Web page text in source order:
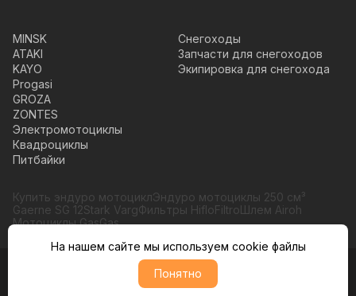
MINSK
ATAKI
KAYO
Progasi
GROZA
ZONTES
Электромотоциклы
Квадроциклы
Питбайки
Снегоходы
Запчасти для снегоходов
Экипировка для снегохода
Купить эндуро мотоциклЭндуро мотоциклы 250 см³
Gaerne SG 12Stark VargФильтры HifloFiltroШлем Airoh
Мотоциклы GasGas
© Moto365, Все права защищены
Политика обратботки персональных данных
На нашем сайте мы используем cookie файлы
Понятно